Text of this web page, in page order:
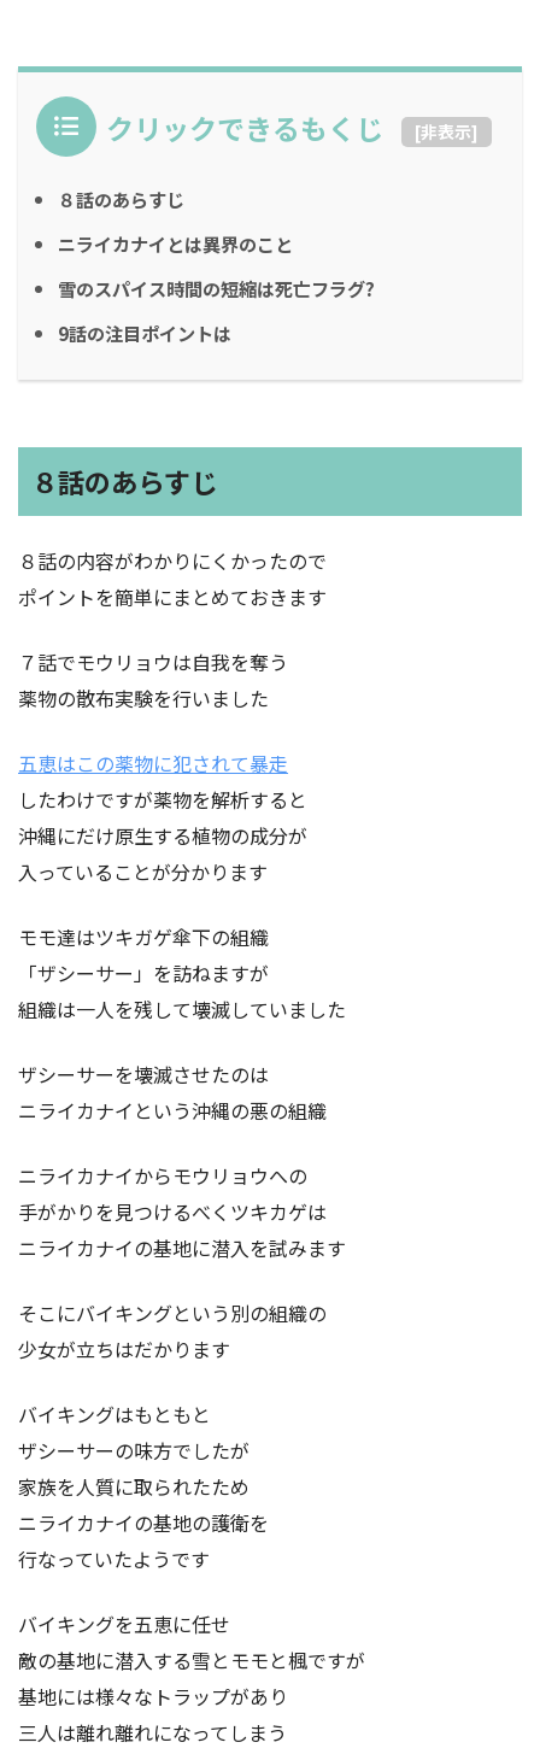
クリックできるもくじ [非表示]
８話のあらすじ
ニライカナイとは異界のこと
雪のスパイス時間の短縮は死亡フラグ?
9話の注目ポイントは
８話のあらすじ
８話の内容がわかりにくかったので
ポイントを簡単にまとめておきます
７話でモウリョウは自我を奪う
薬物の散布実験を行いました
五恵はこの薬物に犯されて暴走
したわけですが薬物を解析すると
沖縄にだけ原生する植物の成分が
入っていることが分かります
モモ達はツキガゲ傘下の組織
「ザシーサー」を訪ねますが
組織は一人を残して壊滅していました
ザシーサーを壊滅させたのは
ニライカナイという沖縄の悪の組織
ニライカナイからモウリョウへの
手がかりを見つけるべくツキカゲは
ニライカナイの基地に潜入を試みます
そこにバイキングという別の組織の
少女が立ちはだかります
バイキングはもともと
ザシーサーの味方でしたが
家族を人質に取られたため
ニライカナイの基地の護衛を
行なっていたようです
バイキングを五恵に任せ
敵の基地に潜入する雪とモモと楓ですが
基地には様々なトラップがあり
三人は離れ離れになってしまう